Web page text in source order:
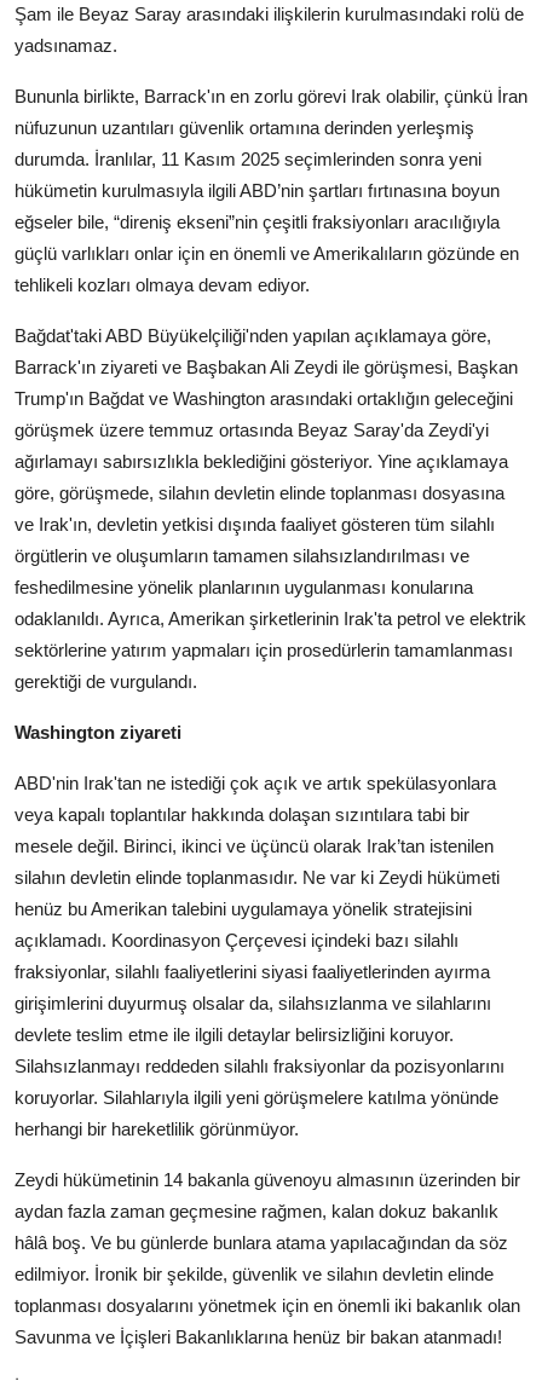
Şam ile Beyaz Saray arasındaki ilişkilerin kurulmasındaki rolü de
yadsınamaz.
Bununla birlikte, Barrack'ın en zorlu görevi Irak olabilir, çünkü İran
nüfuzunun uzantıları güvenlik ortamına derinden yerleşmiş
durumda. İranlılar, 11 Kasım 2025 seçimlerinden sonra yeni
hükümetin kurulmasıyla ilgili ABD’nin şartları fırtınasına boyun
eğseler bile, “direniş ekseni”nin çeşitli fraksiyonları aracılığıyla
güçlü varlıkları onlar için en önemli ve Amerikalıların gözünde en
tehlikeli kozları olmaya devam ediyor.
Bağdat'taki ABD Büyükelçiliği'nden yapılan açıklamaya göre,
Barrack'ın ziyareti ve Başbakan Ali Zeydi ile görüşmesi, Başkan
Trump'ın Bağdat ve Washington arasındaki ortaklığın geleceğini
görüşmek üzere temmuz ortasında Beyaz Saray'da Zeydi'yi
ağırlamayı sabırsızlıkla beklediğini gösteriyor. Yine açıklamaya
göre, görüşmede, silahın devletin elinde toplanması dosyasına
ve Irak'ın, devletin yetkisi dışında faaliyet gösteren tüm silahlı
örgütlerin ve oluşumların tamamen silahsızlandırılması ve
feshedilmesine yönelik planlarının uygulanması konularına
odaklanıldı. Ayrıca, Amerikan şirketlerinin Irak'ta petrol ve elektrik
sektörlerine yatırım yapmaları için prosedürlerin tamamlanması
gerektiği de vurgulandı.
Washington ziyareti
ABD'nin Irak'tan ne istediği çok açık ve artık spekülasyonlara
veya kapalı toplantılar hakkında dolaşan sızıntılara tabi bir
mesele değil. Birinci, ikinci ve üçüncü olarak Irak’tan istenilen
silahın devletin elinde toplanmasıdır. Ne var ki Zeydi hükümeti
henüz bu Amerikan talebini uygulamaya yönelik stratejisini
açıklamadı. Koordinasyon Çerçevesi içindeki bazı silahlı
fraksiyonlar, silahlı faaliyetlerini siyasi faaliyetlerinden ayırma
girişimlerini duyurmuş olsalar da, silahsızlanma ve silahlarını
devlete teslim etme ile ilgili detaylar belirsizliğini koruyor.
Silahsızlanmayı reddeden silahlı fraksiyonlar da pozisyonlarını
koruyorlar. Silahlarıyla ilgili yeni görüşmelere katılma yönünde
herhangi bir hareketlilik görünmüyor.
Zeydi hükümetinin 14 bakanla güvenoyu almasının üzerinden bir
aydan fazla zaman geçmesine rağmen, kalan dokuz bakanlık
hâlâ boş. Ve bu günlerde bunlara atama yapılacağından da söz
edilmiyor. İronik bir şekilde, güvenlik ve silahın devletin elinde
toplanması dosyalarını yönetmek için en önemli iki bakanlık olan
Savunma ve İçişleri Bakanlıklarına henüz bir bakan atanmadı!